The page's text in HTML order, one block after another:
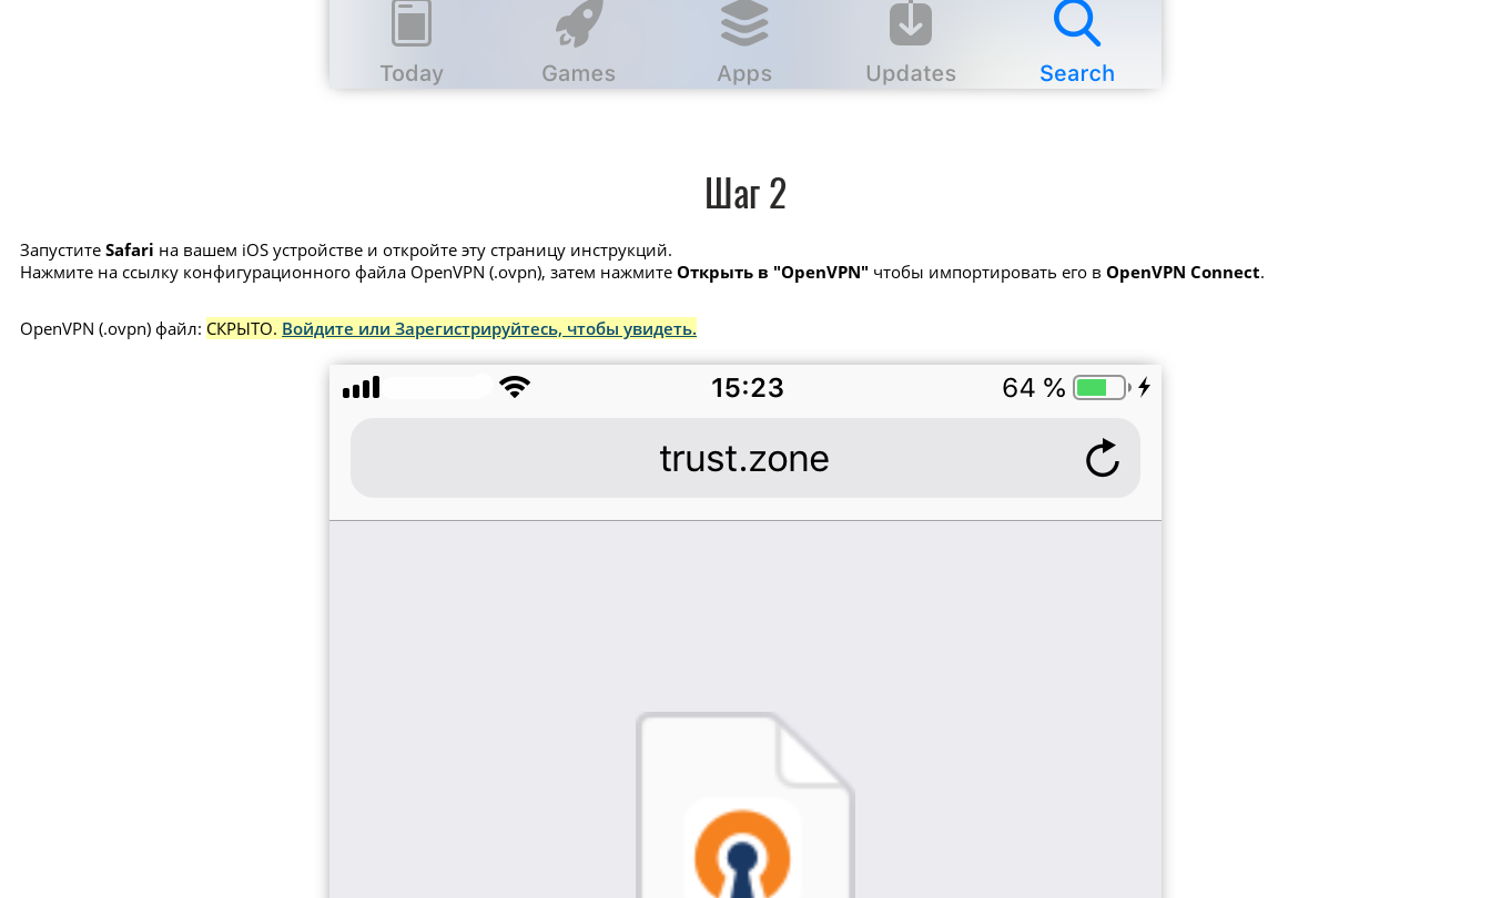
Шаг 2
ЗапуститеSafari на вашем iOS устройстве и откройте эту страницу инструкций.
Нажмите на ссылку конфигурационного файла OpenVPN (.ovpn), затем нажмитеОткрыть в "OpenVPN" чтобы импортировать его вOpenVPN Connect.
OpenVPN (.ovpn) файл: СКРЫТО. Войдите или Зарегистрируйтесь, чтобы увидеть.